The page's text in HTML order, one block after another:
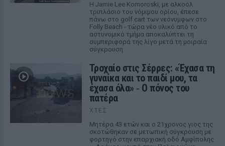
Η Jamie Lee Komoroski, με αλκοόλ
τριπλάσιο του νόμιμου ορίου, έπεσε
πάνω στο golf cart των νεόνυμφων στο
Folly Beach - τώρα νέο υλικό από το
αστυνομικό τμήμα αποκαλύπτει τη
συμπεριφορά της λίγο μετά τη μοιραία
σύγκρουση
Τροχαίο στις Σέρρες: «Έχασα τη
γυναίκα και το παιδί μου, τα
έχασα όλα» ‑ Ο πόνος του
πατέρα
ΧΤΕΣ
Μητέρα 43 ετών και ο 21χρονος γιος της
σκοτώθηκαν σε μετωπική σύγκρουση με
φορτηγό στην επαρχιακή οδό Αμφίπολης